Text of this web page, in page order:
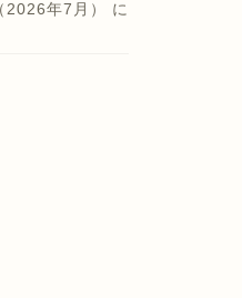
年7月）
に